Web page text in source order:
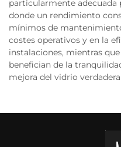
particularmente adecuada
donde un rendimiento
mínimos de
costes operativos y en la
instalaciones, mientras
benefician de la
mejora del vidrio